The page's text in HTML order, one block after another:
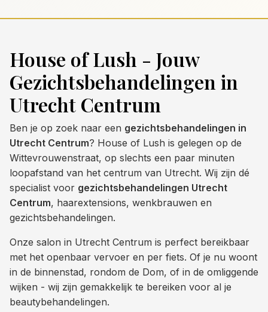
House of Lush - Jouw
Gezichtsbehandelingen in
Utrecht Centrum
Ben je op zoek naar een gezichtsbehandelingen in
Utrecht Centrum? House of Lush is gelegen op de
Wittevrouwenstraat, op slechts een paar minuten
loopafstand van het centrum van Utrecht. Wij zijn dé
specialist voor gezichtsbehandelingen Utrecht
Centrum, haarextensions, wenkbrauwen en
gezichtsbehandelingen.
Onze salon in Utrecht Centrum is perfect bereikbaar
met het openbaar vervoer en per fiets. Of je nu woont
in de binnenstad, rondom de Dom, of in de omliggende
wijken - wij zijn gemakkelijk te bereiken voor al je
beautybehandelingen.